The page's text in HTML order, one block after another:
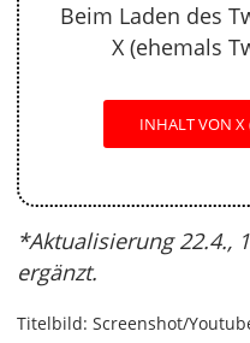
Beim Laden des
X (ehemals
INHALT VON X
*Aktualisierung 22.4.,
ergänzt.
Titelbild: Screenshot/